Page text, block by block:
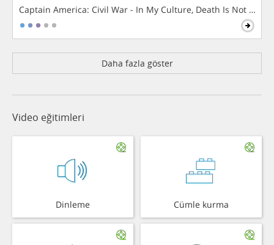
Captain America: Civil War - In My Culture, Death Is Not The
Daha fazla göster
Video eğitimleri
Dinleme Cümle kurma